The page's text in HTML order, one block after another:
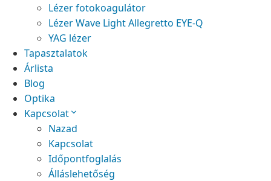
Lézer fotokoagulátor
Lézer Wave Light Allegretto EYE-Q
YAG lézer
Tapasztalatok
Árlista
Blog
Optika
Kapcsolat
Nazad
Kapcsolat
Időpontfoglalás
Álláslehetőség